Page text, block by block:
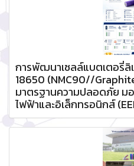
การพัฒนาเซลล์แบตเตอรี่ลิ
18650 (NMC90//
มาตรฐานความปลอดภัย ม
ไฟฟ้าและอิเล็กทรอนิกส์